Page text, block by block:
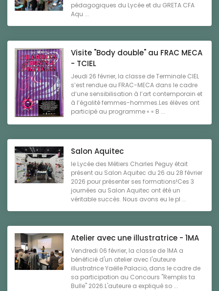
pédagogiques du Lycée et du GRETA CFA
Aqu ...
Visite "Body double" au FRAC MECA
- TCIEL
Jeudi 26 février, la classe de Terminale CIEL
s’est rendue au FRAC-MECA dans le cadre
d’une sensibilisation à l’art contemporain et
à l’égalité femmes-hommes.Les élèves ont
participé au programme « « B ...
Salon Aquitec
le Lycée des Métiers Charles Peguy était
présent au Salon Aquitec du 26 au 28 février
2026 pour présenter ses formations!Ces 3
journées au Salon Aquitec ont été un
véritable succès. Nous avons eu le pl ...
Atelier avec une illustratrice - 1MA
Vendredi 06 février, la classe de 1MA a
bénéficié d'un atelier avec l'auteure
illustratrice Yaëlle Palacio, dans le cadre de
sa participation au Concours "Remplis ta
Bulle" 2026.L'auteure a expliqué so ...